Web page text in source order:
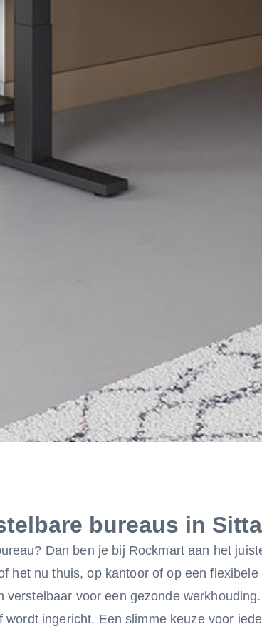
bureaus in
Dan ben je bij Rockmart aan het
het nu thuis, op kantoor of op een
voor een gezonde
ingericht. Een slimme keuze voor